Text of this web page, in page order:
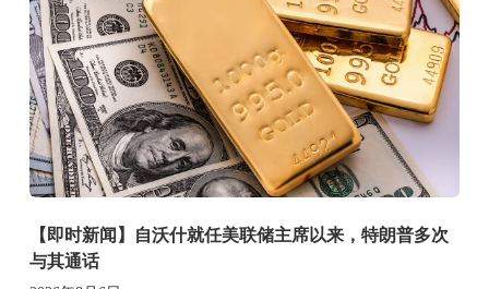
【即时新闻】自沃什就任美联储主席以来，特朗普多次
与其通话